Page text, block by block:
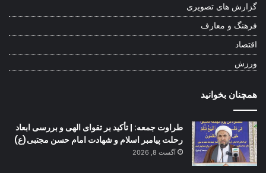
گزارش های تصویری
فرهنگ و معارف
اقتصاد
ورزش
همچنان بخوانید
طراوت جمعه: | تأکید بر تقوای الهی و بررسی ابعاد
رحلت پیامبر اسلام و شهادت امام حسن مجتبی(ع)
آگست 8, 2026